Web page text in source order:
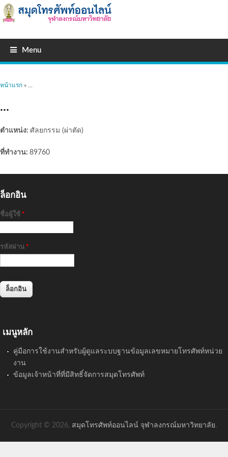
Menu
คุณอยู่ที่นี่
หน้าแรก » ...
...
ตำแหน่ง: ศัลยกรรม (ผ่าตัด)
ที่ทำงาน: 89760
ล็อกอิน
ชื่อผู้ใช้ *
รหัสผ่าน *
เมนูหลัก
คู่มือการใช้งานสำหรับผู้ดูแลระบบฐานข้อมูลเลขหมายโทรศัพท์หน่วย
งาน
ข้อมูลเจ้าหน้าที่ที่มีสิทธิ์จัดการสมุดโทรศัพท์
Copyright © 2026, สมุดโทรศัพท์ออนไลน์ จุฬาลงกรณ์มหาวิทยาลัย.